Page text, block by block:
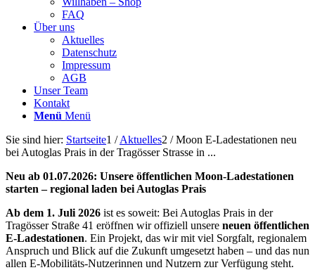
FAQ
Über uns
Aktuelles
Datenschutz
Impressum
AGB
Unser Team
Kontakt
Menü Menü
Sie sind hier: Startseite1 / Aktuelles2 / Moon E-Ladestationen neu
bei Autoglas Prais in der Tragösser Strasse in ...
Neu ab 01.07.2026: Unsere öffentlichen Moon‑Ladestationen
starten – regional laden bei Autoglas Prais
Ab dem 1. Juli 2026 ist es soweit: Bei Autoglas Prais in der
Tragösser Straße 41 eröffnen wir offiziell unsere neuen öffentlichen
E‑Ladestationen. Ein Projekt, das wir mit viel Sorgfalt, regionalem
Anspruch und Blick auf die Zukunft umgesetzt haben – und das nun
allen E‑Mobilitäts‑Nutzerinnen und Nutzern zur Verfügung steht.